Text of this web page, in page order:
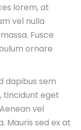
lorem, at
vel nulla
Fusce
ornare
dapibus sem
tincidunt eget
vel
Mauris sed ex at